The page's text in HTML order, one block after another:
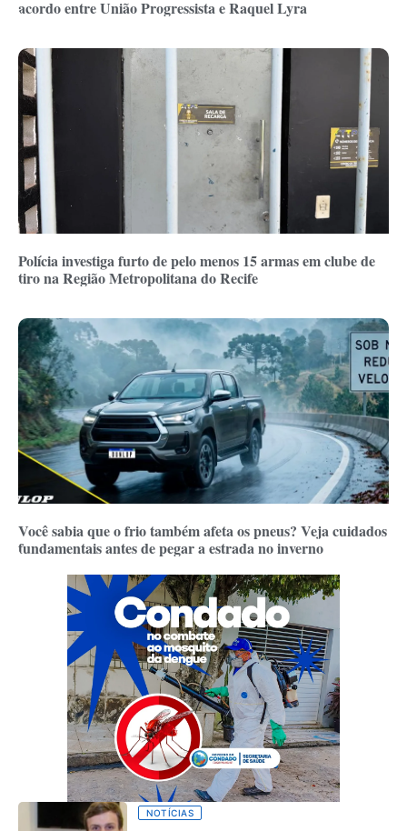
acordo entre União Progressista e Raquel Lyra
Polícia investiga furto de pelo menos 15 armas em clube de
tiro na Região Metropolitana do Recife
Você sabia que o frio também afeta os pneus? Veja cuidados
fundamentais antes de pegar a estrada no inverno
NOTÍCIAS